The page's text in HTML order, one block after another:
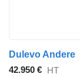
Dulevo Andere
42.950 € HT